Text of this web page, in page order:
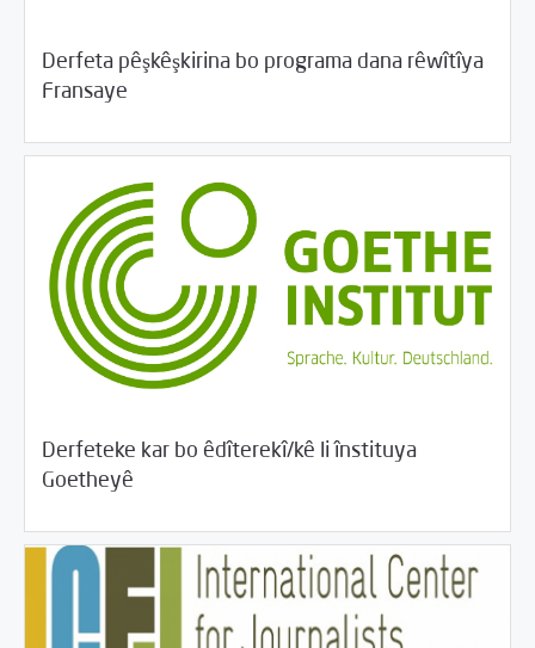
Derfeta pêşkêşkirina bo programa dana rêwîtîya
Fransaye
23/2018 Rahînan û Beşdarî /Rotator
Derfeteke kar bo êdîterekî/kê li înstituya
Goetheyê
23/2018 Rahînan û Beşdarî/Rotator